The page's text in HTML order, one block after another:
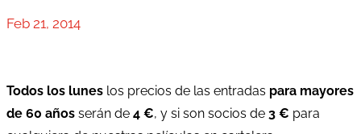
Feb 21, 2014
Todos los lunes los precios de las entradas para mayores
de 60 años serán de 4 €, y si son socios de 3 € para